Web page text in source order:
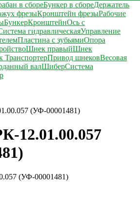
в сбореБункер в сбореДержатель
фрезыКронштейн фрезыРабочие
БункерКронштейнОсь с
гидравлическаяУправление
Пластина с зубьямиОпора
Шнек правыйШнек
ТранспортерПривод шнековВесовая
валШиберСистема
(УФ-00001481)
12.01.00.057